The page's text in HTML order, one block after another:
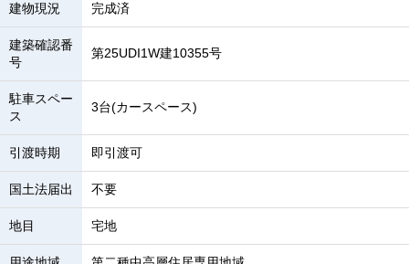
建物現況 完成済
建築確認番
号
第25UDI1W建10355号
駐車スペー
ス
3台(カースペース)
引渡時期 即引渡可
国土法届出 不要
地目 宅地